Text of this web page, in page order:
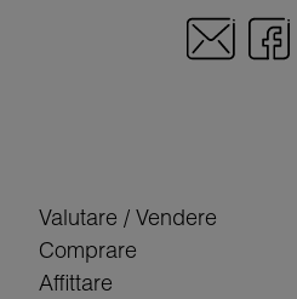
Valutare / Vendere
Comprare
Affittare